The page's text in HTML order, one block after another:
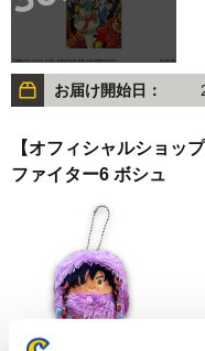
お届け開始日：
【オフィシャルショッ
ファイター6 ボシュ